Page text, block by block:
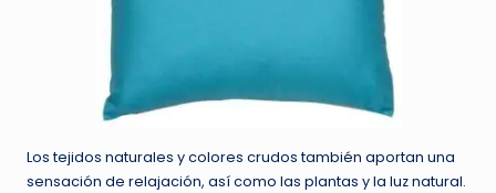
Los tejidos naturales y colores crudos también aportan una
sensación de relajación, así como las plantas y la luz natural.